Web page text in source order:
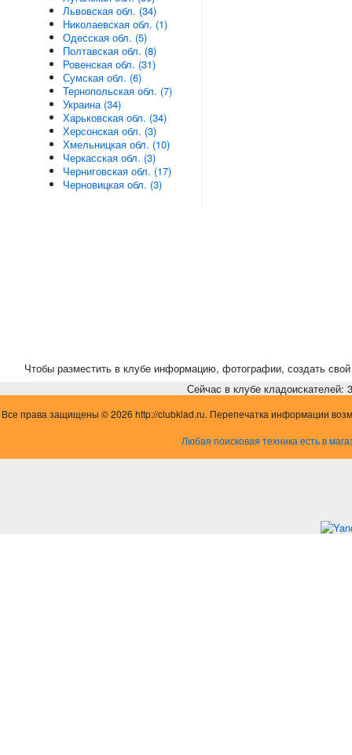
Львовская обл. (34)
Николаевская обл. (1)
Одесская обл. (5)
Полтавская обл. (8)
Ровенская обл. (31)
Сумская обл. (6)
Тернопольская обл. (7)
Украина (34)
Харьковская обл. (34)
Херсонская обл. (3)
Хмельницкая обл. (10)
Черкасская обл. (3)
Черниговская обл. (17)
Черновицкая обл. (3)
Чтобы разместить в клубе информацию, фотографии, создать свой
Сейчас в клубе кладоискателей:
Все права защищены © 2026 http://clubklad.ru. Перепечатка информации
Любая поисковая техника есть в